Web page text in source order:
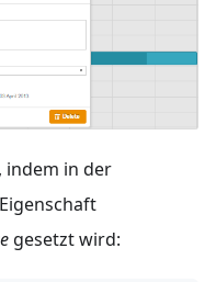
indem in der
gesetzt wird: